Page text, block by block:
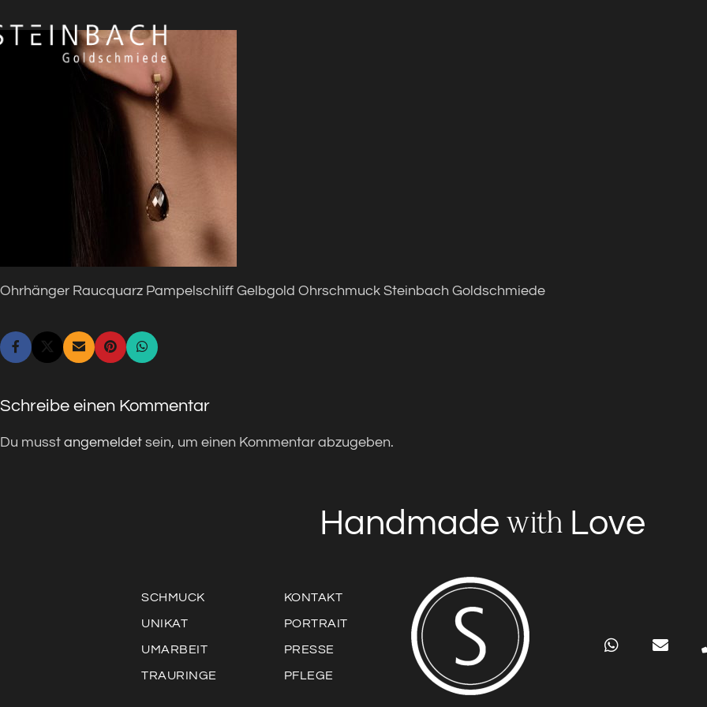
Ohrhänger Raucquarz Pampelschliff Gelbgold Ohrschmuck Steinbach Goldschmiede
Schreibe einen Kommentar
Du musst angemeldet sein, um einen Kommentar abzugeben.
Handmade with Love
SCHMUCK
UNIKAT
UMARBEIT
TRAURINGE
KONTAKT
PORTRAIT
PRESSE
PFLEGE